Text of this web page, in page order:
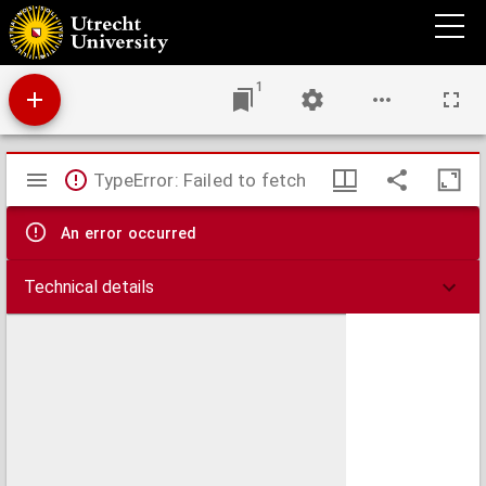
De la puissance qu'ont les roys sur les peuples, & du pouvoir des peuples sur les roys.
1
Mirador
viewer
TypeError: Failed to fetch
An error occurred
Technical details